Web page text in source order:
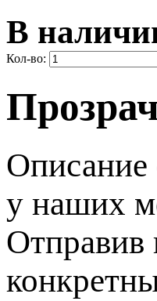
В
Кол-во:
Описание
у наших
Отправив